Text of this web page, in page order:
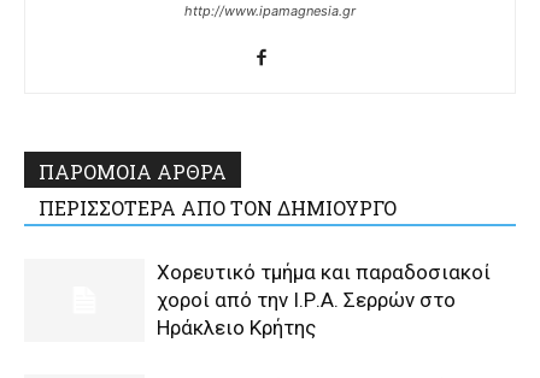
http://www.ipamagnesia.gr
ΠΑΡΟΜΟΙΑ ΑΡΘΡΑ
ΠΕΡΙΣΣΟΤΕΡΑ ΑΠΟ ΤΟΝ ΔΗΜΙΟΥΡΓΟ
Χορευτικό τμήμα και παραδοσιακοί
χοροί από την Ι.Ρ.Α. Σερρών στο
Ηράκλειο Κρήτης